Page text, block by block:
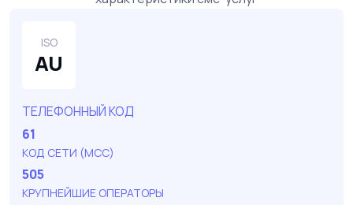
ISO
AU
ТЕЛЕФОННЫЙ КОД
61
КОД СЕТИ (MCC)
505
КРУПНЕЙШИЕ ОПЕРАТОРЫ